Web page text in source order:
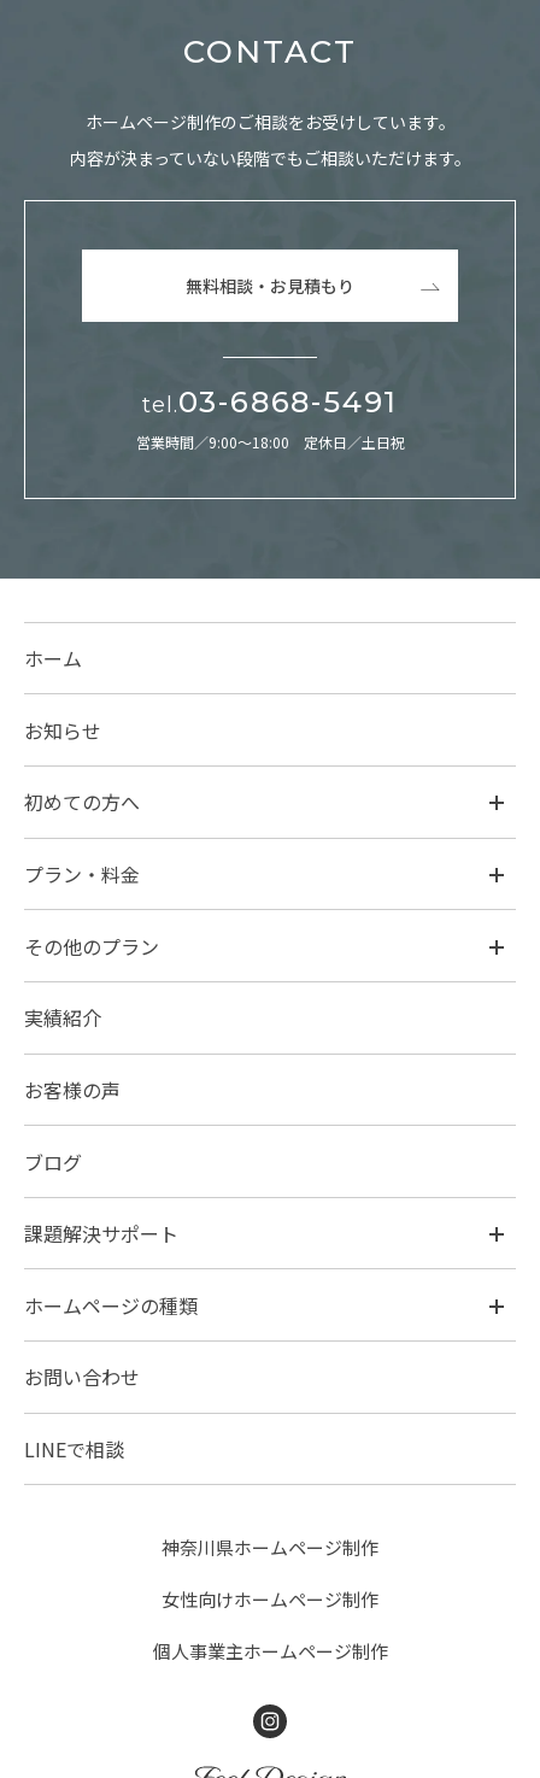
CONTACT
ホームページ制作のご相談をお受けしています。
内容が決まっていない段階でもご相談いただけます。
無料相談・お見積もり
tel.03-6868-5491
営業時間／9:00～18:00 定休日／土日祝
ホーム
お知らせ
初めての方へ
プラン・料金
その他のプラン
実績紹介
お客様の声
ブログ
課題解決サポート
ホームページの種類
お問い合わせ
LINEで相談
神奈川県ホームページ制作
女性向けホームページ制作
個人事業主ホームページ制作